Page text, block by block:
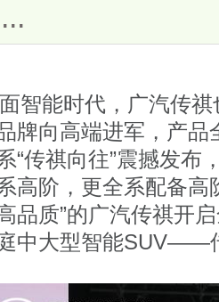
智能时代，广汽传
牌向高端进军，产
“传祺向往”震撼发布
高阶，更全系配备高
品质”的广汽传祺开
中大型智能SUV——